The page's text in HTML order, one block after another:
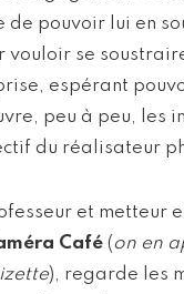
pouvoir lui en
se
espérant
peu à peu, les
du réalisateur
et metteur
Café (on en
), regarde les